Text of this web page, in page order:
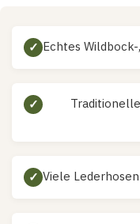
✓ Echtes
✓
✓ Viele